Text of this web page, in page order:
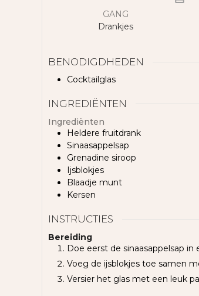
GANG
Drankjes
BENODIGDHEDEN
Cocktailglas
INGREDIËNTEN
Ingrediënten
Heldere fruitdrank
Sinaasappelsap
Grenadine siroop
Ijsblokjes
Blaadje munt
Kersen
INSTRUCTIES
Bereiding
Doe eerst de sinaasappelsap
Voeg de ijsblokjes toe samen
Versier het glas met een leuk